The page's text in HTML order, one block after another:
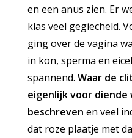
en een anus zien. Er
klas veel gegiecheld.
ging over de vagina
in kon, sperma en
spannend. Waar de
eigenlijk voor diende
beschreven en veel
dat roze plaatje met